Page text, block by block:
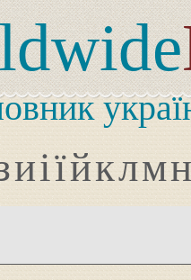
иіїйклмн